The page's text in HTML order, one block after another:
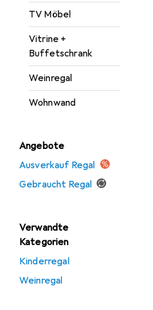
TV Möbel
Vitrine +
Buffetschrank
Weinregal
Wohnwand
Angebote
Ausverkauf Regal
Gebraucht Regal
Verwandte
Kategorien
Kinderregal
Weinregal